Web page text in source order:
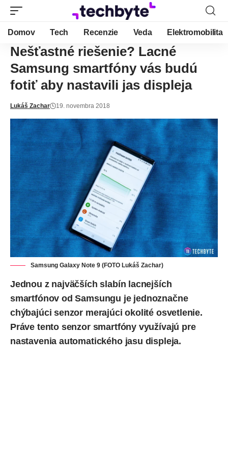
Domov Tech Recenzie Veda Elektromobilita
Nešťastné riešenie? Lacné
Samsung smartfóny vás budú
fotiť aby nastavili jas displeja
Lukáš Zachar 19. novembra 2018
Samsung Galaxy Note 9 (FOTO Lukáš Zachar)
Jednou z najväčších slabín lacnejších
smartfónov od Samsungu je jednoznačne
chýbajúci senzor merajúci okolité osvetlenie.
Práve tento senzor smartfóny využívajú pre
nastavenia automatického jasu displeja.